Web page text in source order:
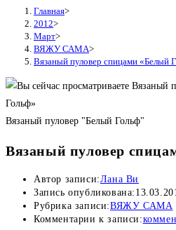
Главная>
2012>
Март>
ВЯЖУ САМА>
Вязаный пуловер спицами «Белый
Вязаный пуловер "Белый Гольф"
Вязаный пуловер
Автор записи:Лана Ви
Запись опубликована:
Рубрика записи:ВЯЖУ САМА
Комментарии к записи: